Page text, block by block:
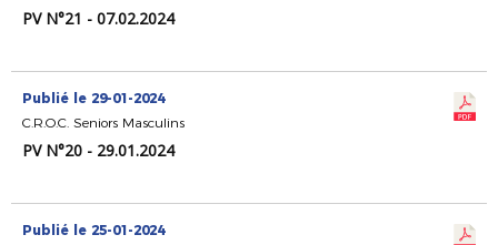
PV N°21 - 07.02.2024
Publié le 29-01-2024
C.R.O.C. Seniors Masculins
PV N°20 - 29.01.2024
Publié le 25-01-2024